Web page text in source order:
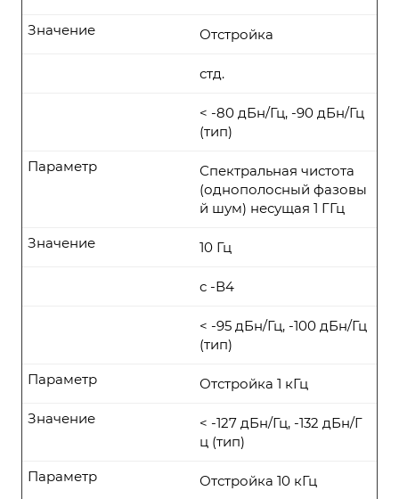
Отстройка
Значение
стд.
< -80 дБн/Гц, -90 дБн/Гц
(тип)
Спектральная чистота
(однополосный фазовы
й шум) несущая 1 ГГц
Параметр
10 Гц
Значение
с -В4
< -95 дБн/Гц, -100 дБн/Гц
(тип)
Отстройка 1 кГц
Параметр
< -127 дБн/Гц, -132 дБн/Г
ц (тип)
Значение
Отстройка 10 кГц
Параметр